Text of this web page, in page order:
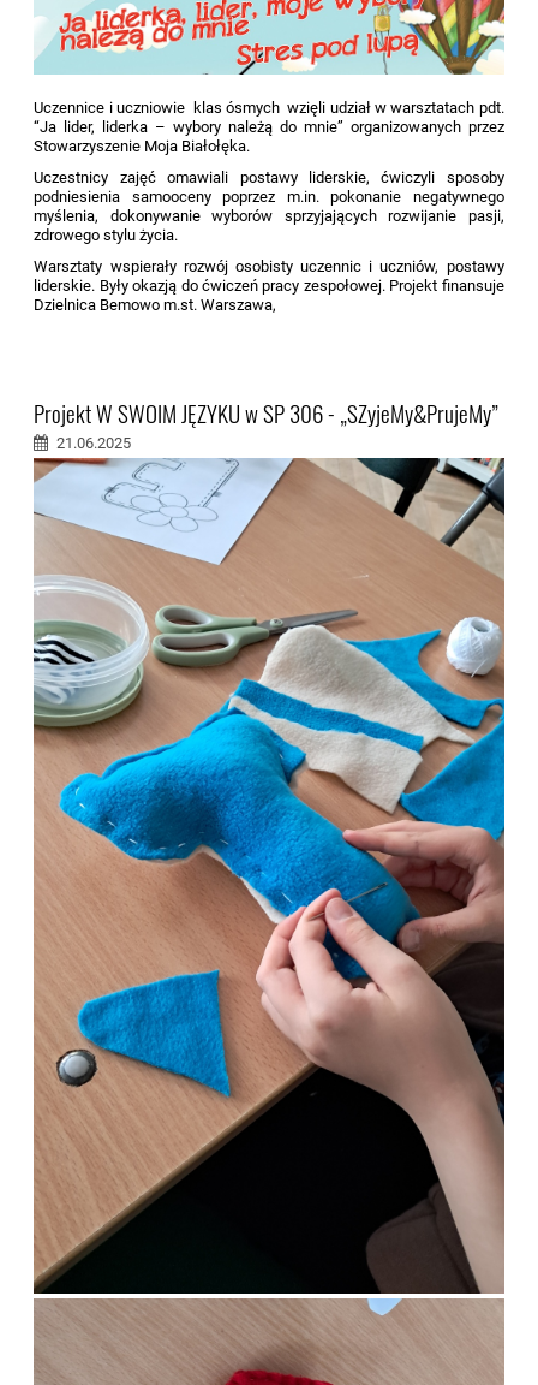
Uczennice i uczniowie klas ósmych wzięli udział w warsztatach pdt.
“Ja lider, liderka – wybory należą do mnie” organizowanych przez
Stowarzyszenie Moja Białołęka.
Uczestnicy zajęć omawiali postawy liderskie, ćwiczyli sposoby
podniesienia samooceny poprzez m.in. pokonanie negatywnego
myślenia, dokonywanie wyborów sprzyjających rozwijanie pasji,
zdrowego stylu życia.
Warsztaty wspierały rozwój osobisty uczennic i uczniów, postawy
liderskie. Były okazją do ćwiczeń pracy zespołowej. Projekt finansuje
Dzielnica Bemowo m.st. Warszawa,
Projekt W SWOIM JĘZYKU w SP 306 - „SZyjeMy&PrujeMy”
21.06.2025